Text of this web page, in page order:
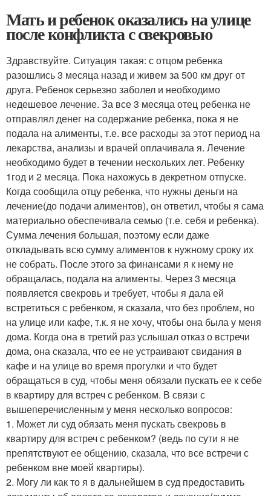
Мать и ребенок оказались на улице
после конфликта с свекровью
Здравствуйте. Ситуация такая: с отцом ребенка
разошлись 3 месяца назад и живем за 500 км друг от
друга. Ребенок серьезно заболел и необходимо
недешевое лечение. За все 3 месяца отец ребенка не
отправлял денег на содержание ребенка, пока я не
подала на алименты, т.е. все расходы за этот период на
лекарства, анализы и врачей оплачивала я. Лечение
необходимо будет в течении нескольких лет. Ребенку
1год и 2 месяца. Пока нахожусь в декретном отпуске.
Когда сообщила отцу ребенка, что нужны деньги на
лечение(до подачи алиментов), он ответил, чтобы я сама
материально обеспечивала семью (т.е. себя и ребенка).
Сумма лечения большая, поэтому если даже
откладывать всю сумму алиментов к нужному сроку их
не собрать. После этого за финансами я к нему не
обращалась, подала на алименты. Через 3 месяца
появляется свекровь и требует, чтобы я дала ей
встретиться с ребенком, я сказала, что без проблем, но
на улице или кафе, т.к. я не хочу, чтобы она была у меня
дома. Когда она в третий раз услышал отказ о встречи
дома, она сказала, что ее не устраивают свидания в
кафе и на улице во время прогулки и что будет
обращаться в суд, чтобы меня обязали пускать ее к себе
в квартиру для встреч с ребенком. В связи с
вышеперечисленным у меня несколько вопросов:
1. Может ли суд обязать меня пускать свекровь в
квартиру для встреч с ребенком? (ведь по сути я не
препятствуют ее общению, сказала, что все встречи с
ребенком вне моей квартиры).
2. Могу ли как то я в дальнейшем в суд предоставить